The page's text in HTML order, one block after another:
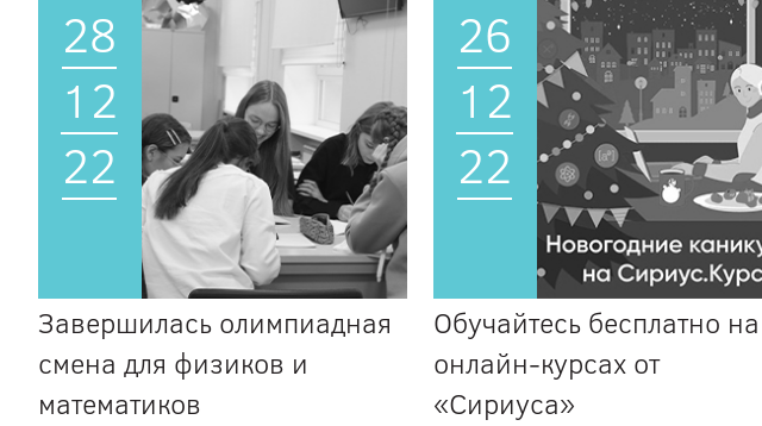
28
12
22
Завершилась олимпиадная
смена для физиков и
математиков
26
12
22
Обучайтесь бесплатно на
онлайн-курсах от
«Сириуса»